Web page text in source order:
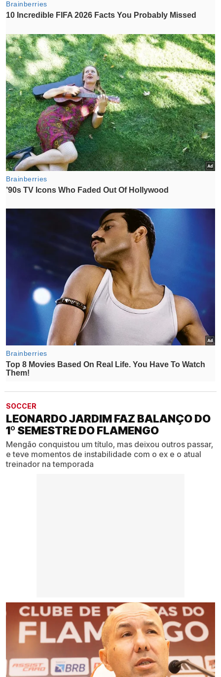
SOCCER
LEONARDO JARDIM FAZ BALANÇO DO
1º SEMESTRE DO FLAMENGO
Mengão conquistou um título, mas deixou outros passar,
e teve momentos de instabilidade com o ex e o atual
treinador na temporada